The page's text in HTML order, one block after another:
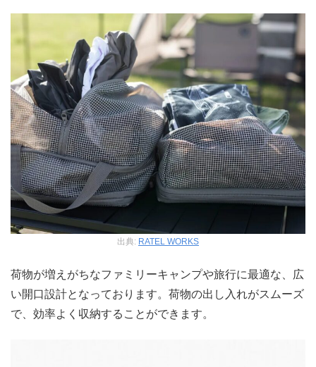
出典: RATEL WORKS
荷物が増えがちなファミリーキャンプや旅行に最適な、広
い開口設計となっております。荷物の出し入れがスムーズ
で、効率よく収納することができます。